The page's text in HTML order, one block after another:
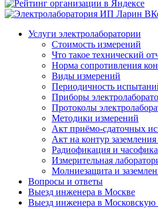
Услуги электролаборатории
Стоимость измерений
Что такое технический
Норма сопротивления
Виды измерений
Периодичность
Приборы
Протоколы
Методики измерений
Акт приёмо-сдаточных
Акт на контур заземления
Радиофикация и
Измерительная
Молниезащита и
Вопросы и ответы
Выезд инженера в Москве
Выезд инженера в Московскую